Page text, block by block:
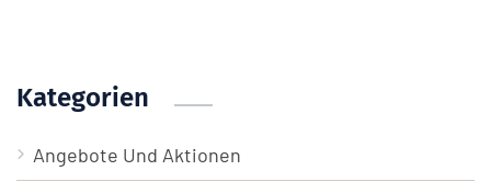
Kategorien
Angebote Und Aktionen